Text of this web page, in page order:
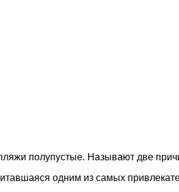
полупустые. Называют две
одним из самых